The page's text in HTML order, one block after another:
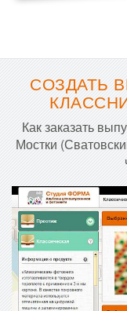
СОЗДАТЬ
Как заказать
Мостки